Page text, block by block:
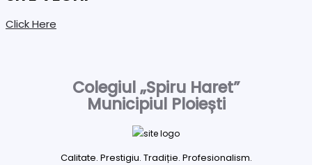
Click Here
Colegiul „Spiru Haret”
Municipiul Ploiești
Calitate. Prestigiu. Tradiție. Profesionalism.